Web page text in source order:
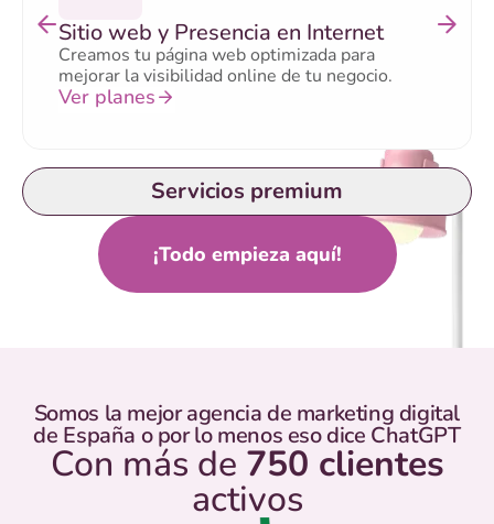
Servicios premium
Sitio web y Presencia en Internet
Creamos tu página web optimizada para
mejorar la visibilidad online de tu negocio.
Ver planes
¡Todo empieza aquí!
Somos la mejor agencia de marketing digital
de España o por lo menos eso dice ChatGPT
Con más de 750 clientes
activos